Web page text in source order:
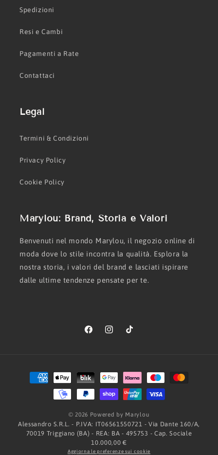
Spedizioni
Resi e Cambi
Pagamenti a Rate
Contattaci
Legal
Termini & Condizioni
Privacy Policy
Cookie Policy
Marylou: Brand, Storia e Valori
Benvenuti nel mondo Marylou, il negozio online di
moda dove lo stile incontra la qualità. Esplora la
nostra storia, i valori del brand e lasciati ispirare
dalle ultime tendenze pensate per te.
FacebookInstagramTikTok
Metodi
di
pagamento
© 2026 Powered by Marylou
Alessandro S.R.L. - P.IVA: IT06561550721 - Via Dante 160/A,
70019 Triggiano (BA) - REA: BA - 495753 - Cap. Sociale
10.000,00 €
Aggiorna le preferenze sui cookie